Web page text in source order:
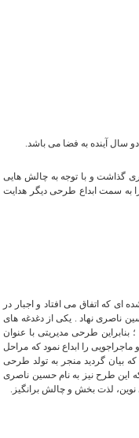
سال آینده به فضا می باشد.
گذاشت و با توجه به چالش هایی
به سمت ابداع طرحی دیگر هدایت
که اتفاق می افتاد و اجبار در
ناصری نهاد . یکی از دغدغه های
بنابراین طرحی مدیریتی با عنوان
را ابداع نمود که مراحل
بیان گردید منجر به تولد طرحی
و مدیریتی گردید به نام طرح 51 برند که این طرح نیز به نام حسین ناصری
نوین، لذت بخش و چالش برانگیز.